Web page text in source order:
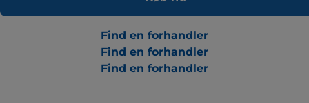
Find en forhandler
Find en forhandler
Find en forhandler